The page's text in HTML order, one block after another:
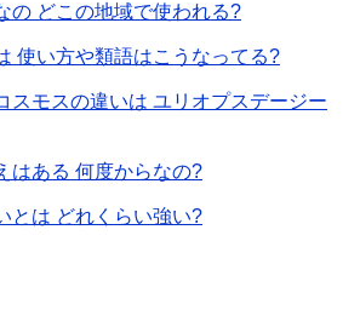
の どこの地域で使われる?
使い方や類語はこうなってる?
スモスの違いは ユリオプスデージー
はある 何度からなの?
とは どれくらい強い?